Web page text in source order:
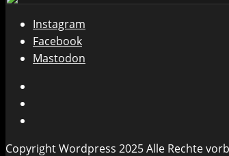
Instagram
Facebook
Mastodon
Copyright Wordpress 2025 Alle Rechte